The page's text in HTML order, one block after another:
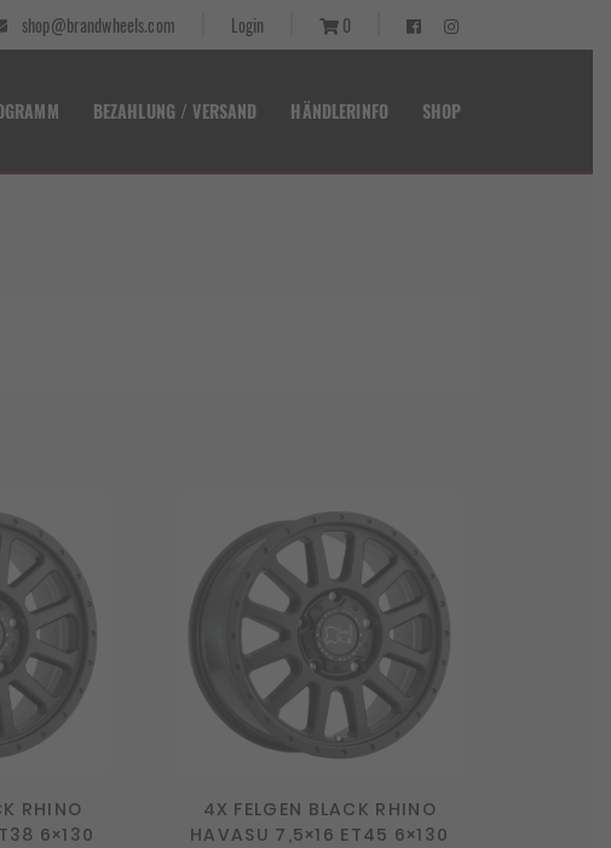
shop@brandwheels.com Login 0
BEZAHLUNG / VERSAND HÄNDLERINFO SHOP
RHINO
6×130
4X FELGEN BLACK RHINO
HAVASU 7,5×16 ET45 6×130